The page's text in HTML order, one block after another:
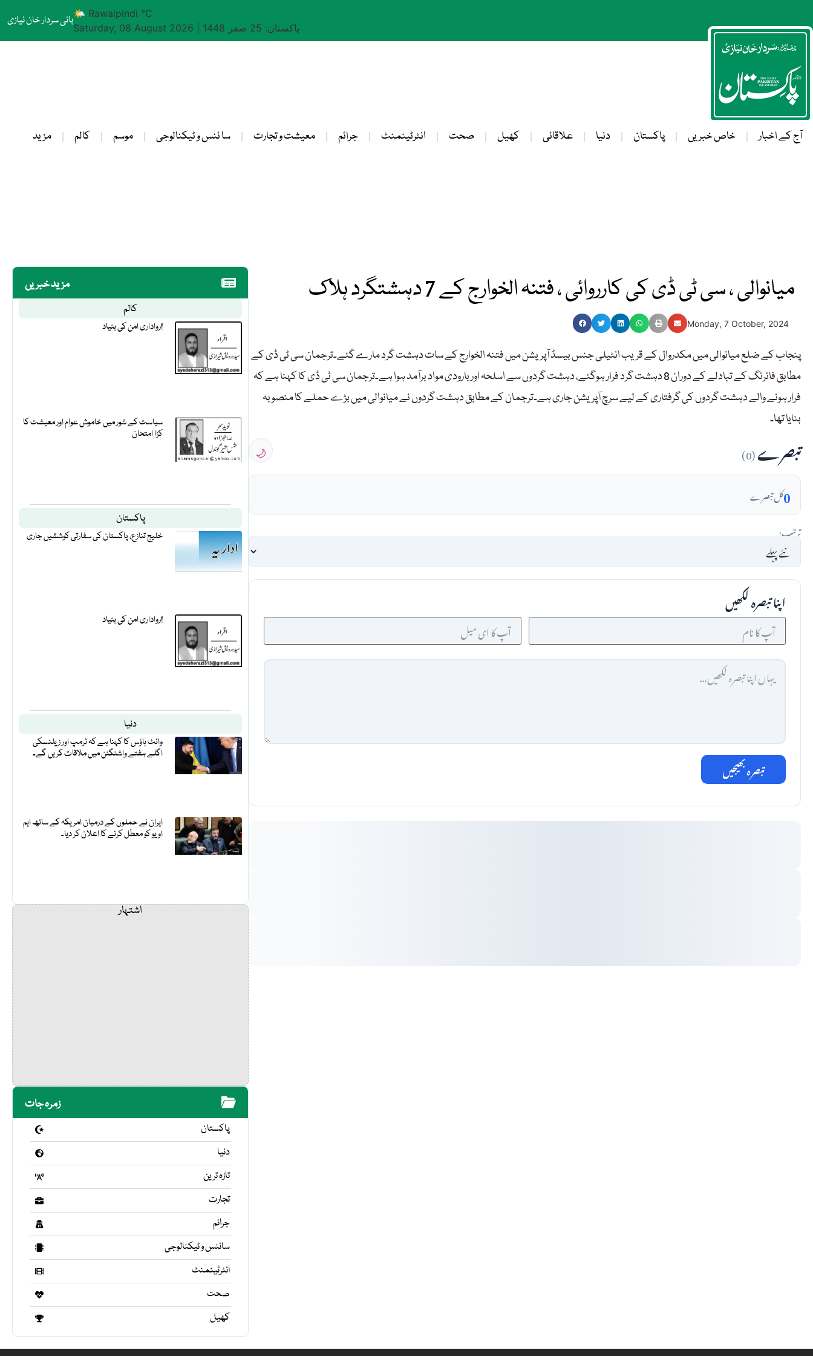
بانی سردار خان نیازی🌤 Rawalpindi °C
Saturday, 08 August 2026
پاکستان: 25 صفر 1448
آج کے اخبار خاص خبریں پاکستان دنیا علاقائی کھیل صحت انٹرٹینمنٹ جرائم معیشت و تجارت سا ئنس و ٹیکنالوجی موسم کالم مزید
مزید خبریں
کالم
رواداری امن کی بنیاد!
سیاست کے شور میں خاموش عوام اور معیشت کا
کڑا امتحان
پاکستان
خلیج تنازع، پاکستان کی سفارتی کوششیں جاری
رواداری امن کی بنیاد!
دنیا
وائٹ ہاؤس کا کہنا ہے کہ ٹرمپ اور زیلنسکی
اگلے ہفتے واشنگٹن میں ملاقات کریں گے۔
ایران نے حملوں کے درمیان امریکہ کے ساتھ ایم
او یو کو معطل کرنے کا اعلان کر دیا۔
اشتہار
زمرہ جات
پاکستان
دنیا
تازہ ترین
تجارت
جرائم
سائنس و ٹیکنالوجی
انٹرٹینمنٹ
صحت
کھیل
میانوالی ، سی ٹی ڈی کی کارروائی ، فتنہ الخوارج کے 7 دہشتگرد ہلاک
Monday, 7 October, 2024
پنجاب کے ضلع میانوالی میں مکدروال کے قریب انٹیلی جنس بیسڈ آپریشن میں فتنہ الخوارج کے سات دہشت گرد مارے گئے۔ترجمان سی ٹی ڈی کے
مطابق فائرنگ کے تبادلے کے دوران 8 دہشت گرد فرار ہوگئے، دہشت گردوں سے اسلحہ اور بارودی مواد برآمد ہوا ہے۔ترجمان سی ٹی ڈی کا کہنا ہے کہ
فرار ہونے والے دہشت گردوں کی گرفتاری کے لیے سرچ آپریشن جاری ہے۔ترجمان کے مطابق دہشت گردوں نے میانوالی میں بڑے حملے کا منصوبہ
بنایا تھا۔
تبصرے(0)
🌙
0کل تبصرے
ترتیب:
اپنا تبصرہ لکھیں
تبصرہ بھیجیں